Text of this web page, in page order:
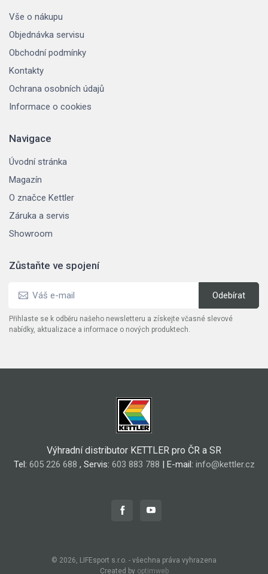
Vše o nákupu
Objednávka servisu
Obchodní podmínky
Kontakty
Ochrana osobních údajů
Informace o cookies
Navigace
Úvodní stránka
Magazín
O značce Kettler
Záruka a servis
Showroom
Zůstaňte ve spojení
Přihlaste se k odběru našeho newsletteru a získejte včasné slevové
nabídky, aktualizace a informace o nových produktech.
Výhradní distributor KETTLER pro ČR a SR
Tel: 605 226 688 , Servis: 603 883 788 | E-mail: info@kettler.cz
© 2026, LIFEsport s.r.o. - všechna práva vyhrazena
Created by optimweb